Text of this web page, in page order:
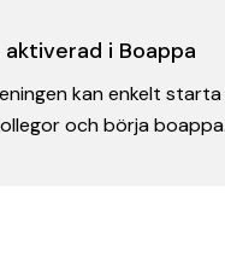
i Boappa
kan enkelt
och börja boappa.